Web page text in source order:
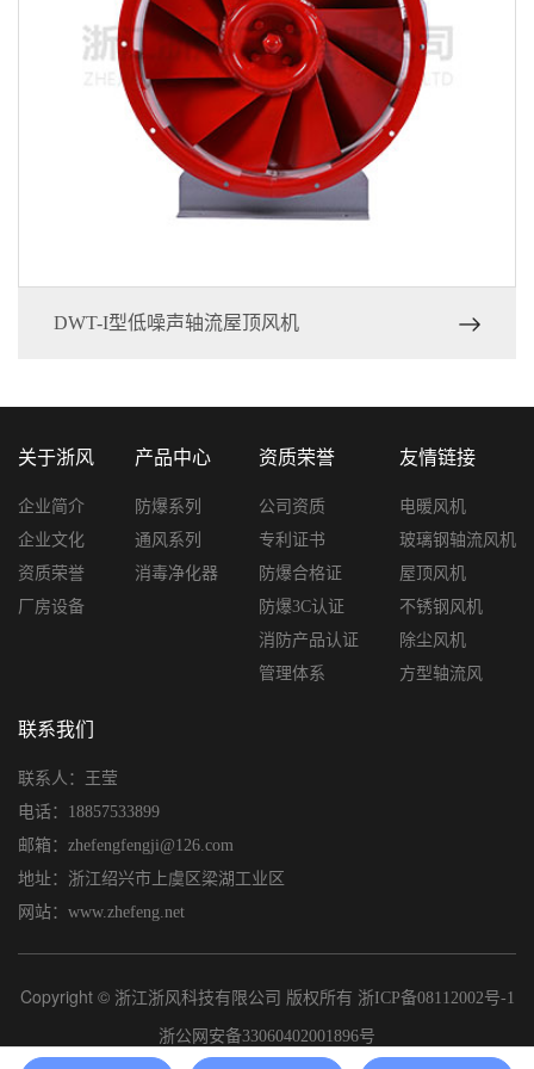
DWT-I型低噪声轴流屋顶风机
关于浙风
企业简介
企业文化
资质荣誉
厂房设备
产品中心
防爆系列
通风系列
消毒净化器
资质荣誉
公司资质
专利证书
防爆合格证
防爆3C认证
消防产品认证
管理体系
友情链接
电暖风机
玻璃钢轴流风机
屋顶风机
不锈钢风机
除尘风机
方型轴流风
联系我们
联系人：王莹
电话：18857533899
邮箱：zhefengfengji@126.com
地址：浙江绍兴市上虞区梁湖工业区
网站：www.zhefeng.net
Copyright © 浙江浙风科技有限公司 版权所有 浙ICP备08112002号-1
浙公网安备33060402001896号